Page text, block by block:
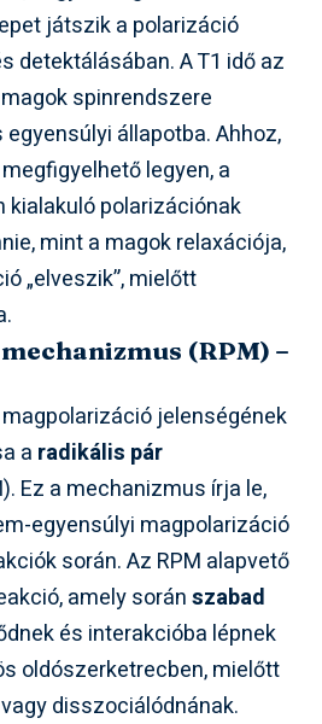
játszik a polarizáció
detektálásában. A T1 idő az
spinrendszere
állapotba. Ahhoz,
legyen, a
kialakuló polarizációnak
mint a magok relaxációja,
„elveszik”, mielőtt
(RPM) –
jelenségének
a radikális pár
Ez a mechanizmus írja le,
egyensúlyi magpolarizáció
során. Az RPM alapvető
amely soránszabad
és interakcióba lépnek
oldószerketrecben, mielőtt
disszociálódnának.